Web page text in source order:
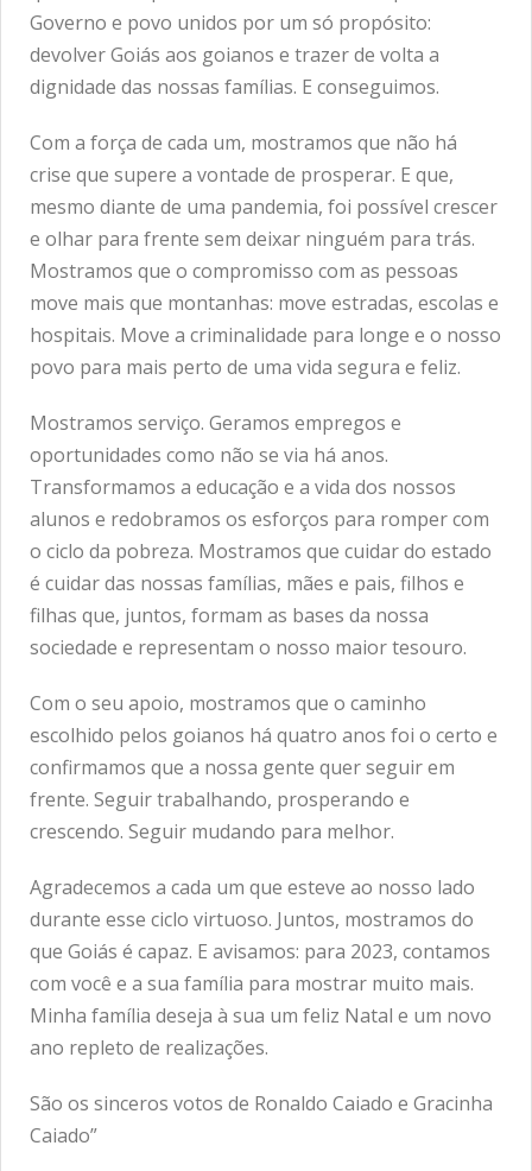
Governo e povo unidos por um só propósito:
devolver Goiás aos goianos e trazer de volta a
dignidade das nossas famílias. E conseguimos.
Com a força de cada um, mostramos que não há
crise que supere a vontade de prosperar. E que,
mesmo diante de uma pandemia, foi possível crescer
e olhar para frente sem deixar ninguém para trás.
Mostramos que o compromisso com as pessoas
move mais que montanhas: move estradas, escolas e
hospitais. Move a criminalidade para longe e o nosso
povo para mais perto de uma vida segura e feliz.
Mostramos serviço. Geramos empregos e
oportunidades como não se via há anos.
Transformamos a educação e a vida dos nossos
alunos e redobramos os esforços para romper com
o ciclo da pobreza. Mostramos que cuidar do estado
é cuidar das nossas famílias, mães e pais, filhos e
filhas que, juntos, formam as bases da nossa
sociedade e representam o nosso maior tesouro.
Com o seu apoio, mostramos que o caminho
escolhido pelos goianos há quatro anos foi o certo e
confirmamos que a nossa gente quer seguir em
frente. Seguir trabalhando, prosperando e
crescendo. Seguir mudando para melhor.
Agradecemos a cada um que esteve ao nosso lado
durante esse ciclo virtuoso. Juntos, mostramos do
que Goiás é capaz. E avisamos: para 2023, contamos
com você e a sua família para mostrar muito mais.
Minha família deseja à sua um feliz Natal e um novo
ano repleto de realizações.
São os sinceros votos de Ronaldo Caiado e Gracinha
Caiado”